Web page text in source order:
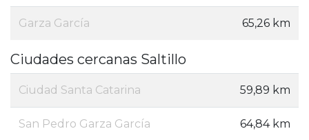
Garza García 65,26 km
Ciudades cercanas Saltillo
Ciudad Santa Catarina 59,89 km
San Pedro Garza García 64,84 km